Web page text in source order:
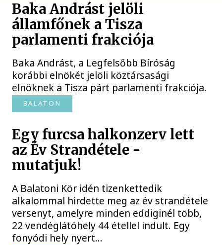
Baka Andrást jelöli
államfőnek a Tisza
parlamenti frakciója
Baka Andrást, a Legfelsőbb Bíróság
korábbi elnökét jelöli köztársasági
elnöknek a Tisza párt parlamenti frakciója.
BALATON
Egy furcsa halkonzerv lett
az Év Strandétele -
mutatjuk!
A Balatoni Kör idén tizenkettedik
alkalommal hirdette meg az év strandétele
versenyt, amelyre minden eddiginél több,
22 vendéglátóhely 44 étellel indult. Egy
fonyódi hely nyert...